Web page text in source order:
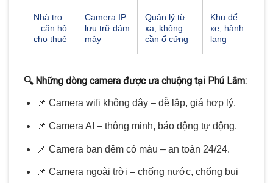
Nhà trọ
– căn hộ
cho thuê
Camera IP
lưu trữ đám
mây
Quản lý từ
xa, không
cần ổ cứng
Khu để
xe, hành
lang
🔍 Những dòng camera được ưa chuộng tại Phú Lâm:
📌 Camera wifi không dây – dễ lắp, giá hợp lý.
📌 Camera AI – thông minh, báo động tự động.
📌 Camera ban đêm có màu – an toàn 24/24.
📌 Camera ngoài trời – chống nước, chống bụi